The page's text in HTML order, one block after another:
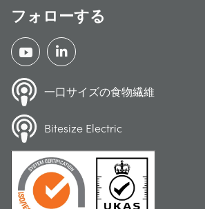
フォローする
一口サイズの食物繊維
Bitesize Electric